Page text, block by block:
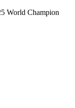
World Champion